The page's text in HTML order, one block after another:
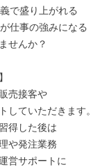
で盛り上がれる
仕事の強みになる
せんか？
売接客や
していただきます。
得した後は
や発注業務
営サポートに